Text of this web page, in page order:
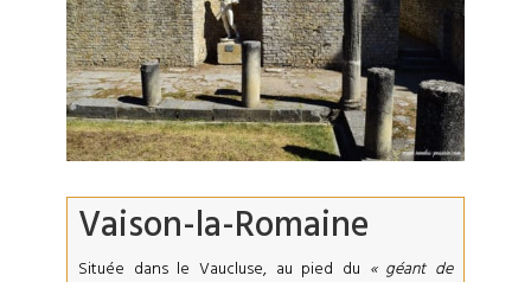
Vaison-la-Romaine
Située dans le Vaucluse, au pied du « géant de